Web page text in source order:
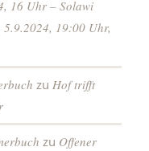
16 Uhr – Solawi
5.9.2024, 19:00 Uhr,
zu Hof trifft
zu Offener